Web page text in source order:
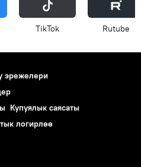
ТikТоk Rutube
эрежелери
Купуялык саясаты
логирлөө